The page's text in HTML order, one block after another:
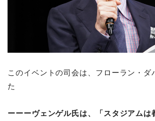
このイベントの司会は、フローラン・ダ
た
ーーーヴェンゲル氏は、「スタジアムは